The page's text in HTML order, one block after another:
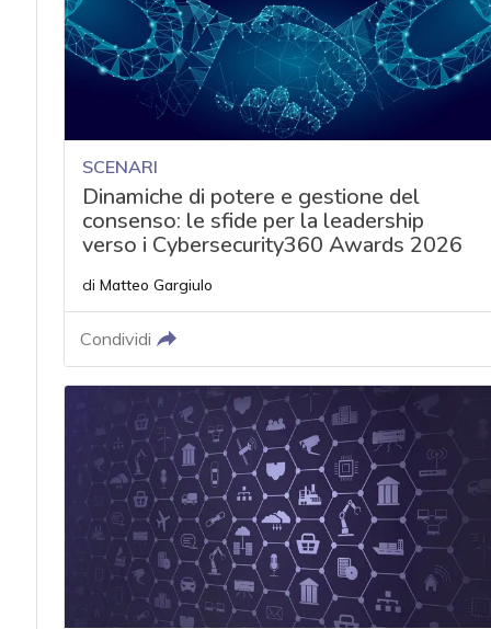
SCENARI
Dinamiche di potere e gestione del
consenso: le sfide per la leadership
verso i Cybersecurity360 Awards 2026
di Matteo Gargiulo
Condividi